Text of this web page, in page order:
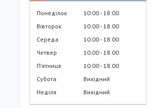
Понеділок 10:00 18:00
Вівторок
10:00 18:00
Середа
10:00 18:00
Четвер
10:00 18:00
Пʼятниця
10:00 18:00
Субота
Вихідний
Неділя
Вихідний